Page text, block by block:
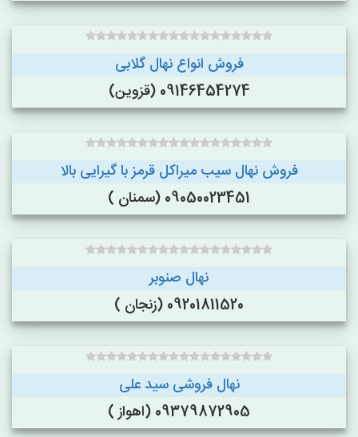
فروش انواع نهال گلابی
09146454274 (قزوین)
فروش نهال سیب میراکل قرمز با گیرایی بالا
09050023451 (سمنان )
نهال صنوبر
09201811520 (زنجان )
نهال فروشی سید علی
09379872905 (اهواز )